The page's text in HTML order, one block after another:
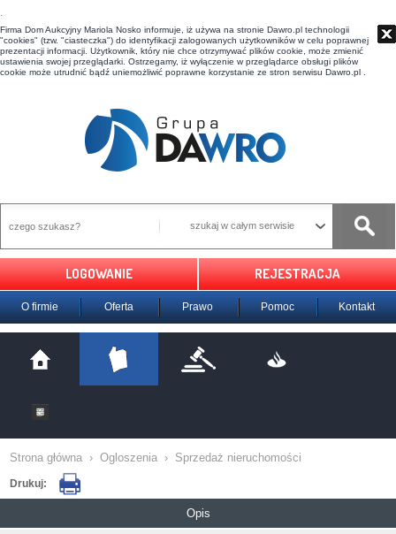
t
Firma Dom Aukcyjny Mariola Nosko informuje, iż używa na stronie Dawro.pl technologii
"cookies" (tzw. "ciasteczka") do identyfikacji zalogowanych użytkowników w celu poprawnej
prezentacji informacji. Użytkownik, który nie chce otrzymywać plików cookie, może zmienić
ustawienia swojej przeglądarki. Ostrzegamy, iż wyłączenie w przeglądarce obsługi plików
cookie może utrudnić bądź uniemożliwić poprawne korzystanie ze stron serwisu Dawro.pl .
szukaj w całym serwisie
LOGOWANIE REJESTRACJA
O firmie Oferta Prawo Pomoc Kontakt
Strona główna › Ogloszenia › Sprzedaż nieruchomości
Drukuj:
Opis